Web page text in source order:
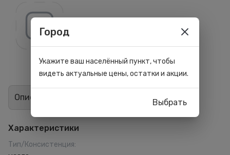
Описание
Характеристики
Тип/Консистенция:
Город
Укажите ваш населённый пункт, чтобы
видеть актуальные цены, остатки и акции.
Выбрать